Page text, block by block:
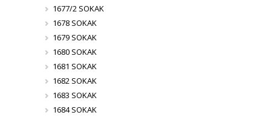
1677/2 SOKAK
1678 SOKAK
1679 SOKAK
1680 SOKAK
1681 SOKAK
1682 SOKAK
1683 SOKAK
1684 SOKAK